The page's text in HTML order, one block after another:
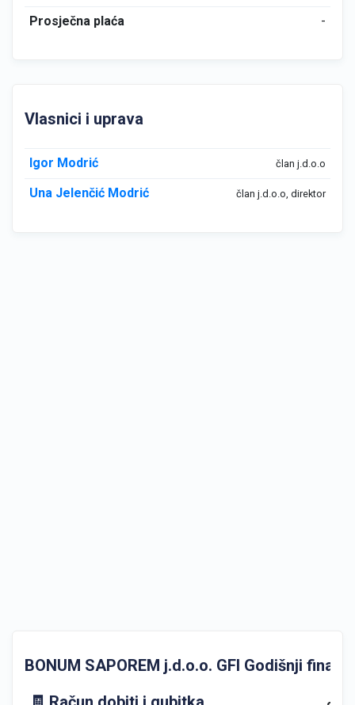
Prosječna plaća
-
Vlasnici i uprava
Igor Modrić član j.d.o.o
Una Jelenčić Modrić član j.d.o.o, direktor
BONUM SAPOREM j.d.o.o. GFI Godišnji